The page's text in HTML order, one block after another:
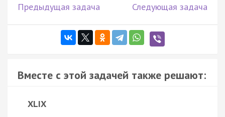
Предыдущая задача Следующая задача
Вместе с этой задачей также решают:
XLIX